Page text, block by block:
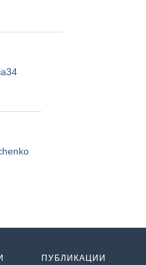
ПУБЛИКАЦИИ